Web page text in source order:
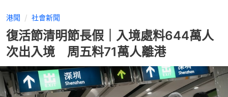
港聞 社會新聞
復活節清明節長假｜入境處料644萬人
次出入境 周五料71萬人離港